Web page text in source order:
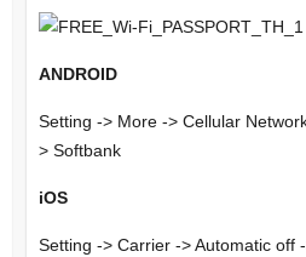
ANDROID
Setting -> More -> Cellular
> Softbank
iOS
Setting -> Carrier -> Automatic off